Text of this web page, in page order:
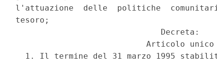
l'attuazione  delle  politiche
tesoro;
                              Decreta:
                           Articolo unico
1. Il termine del 31 marzo 1995